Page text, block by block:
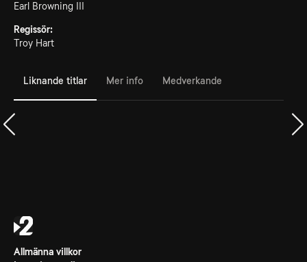
Earl Browning III
Regissör:
Troy Hart
Liknande titlar Mer info Medverkande
Allmänna villkor